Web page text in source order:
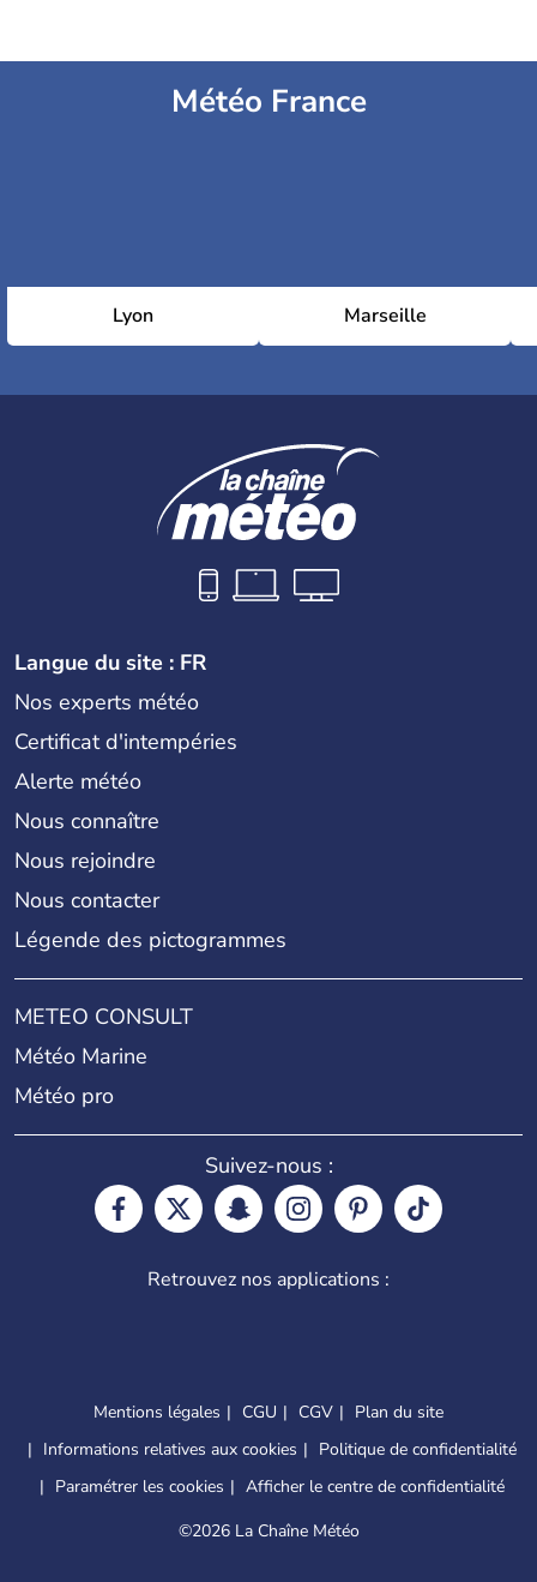
Météo France
Lyon Marseille
Langue du site : FR
Nos experts météo
Certificat d'intempéries
Alerte météo
Nous connaître
Nous rejoindre
Nous contacter
Légende des pictogrammes
METEO CONSULT
Météo Marine
Météo pro
Suivez-nous :
Retrouvez nos applications :
Mentions légales CGU CGV
Plan du site
Informations relatives aux cookies
Politique de confidentialité
Paramétrer les cookies
Afficher le centre de confidentialité
©2026 La Chaîne Météo